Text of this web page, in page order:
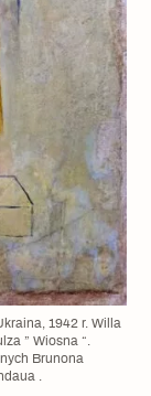
1942 r. Willa
” Wiosna “.
Brunona
.